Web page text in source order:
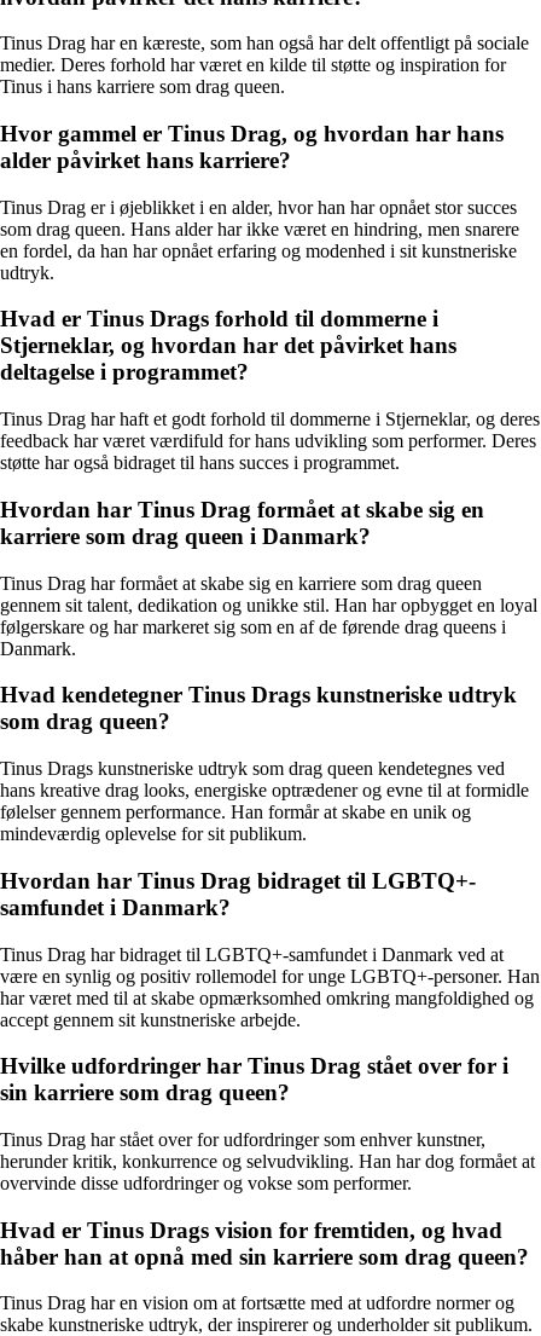
Tinus Drag har en kæreste, som han også har delt offentligt på sociale
medier. Deres forhold har været en kilde til støtte og inspiration for
Tinus i hans karriere som drag queen.
Hvor gammel er Tinus Drag, og hvordan har hans
alder påvirket hans karriere?
Tinus Drag er i øjeblikket i en alder, hvor han har opnået stor succes
som drag queen. Hans alder har ikke været en hindring, men snarere
en fordel, da han har opnået erfaring og modenhed i sit kunstneriske
udtryk.
Hvad er Tinus Drags forhold til dommerne i
Stjerneklar, og hvordan har det påvirket hans
deltagelse i programmet?
Tinus Drag har haft et godt forhold til dommerne i Stjerneklar, og deres
feedback har været værdifuld for hans udvikling som performer. Deres
støtte har også bidraget til hans succes i programmet.
Hvordan har Tinus Drag formået at skabe sig en
karriere som drag queen i Danmark?
Tinus Drag har formået at skabe sig en karriere som drag queen
gennem sit talent, dedikation og unikke stil. Han har opbygget en loyal
følgerskare og har markeret sig som en af de førende drag queens i
Danmark.
Hvad kendetegner Tinus Drags kunstneriske udtryk
som drag queen?
Tinus Drags kunstneriske udtryk som drag queen kendetegnes ved
hans kreative drag looks, energiske optrædener og evne til at formidle
følelser gennem performance. Han formår at skabe en unik og
mindeværdig oplevelse for sit publikum.
Hvordan har Tinus Drag bidraget til LGBTQ+-
samfundet i Danmark?
Tinus Drag har bidraget til LGBTQ+-samfundet i Danmark ved at
være en synlig og positiv rollemodel for unge LGBTQ+-personer. Han
har været med til at skabe opmærksomhed omkring mangfoldighed og
accept gennem sit kunstneriske arbejde.
Hvilke udfordringer har Tinus Drag stået over for i
sin karriere som drag queen?
Tinus Drag har stået over for udfordringer som enhver kunstner,
herunder kritik, konkurrence og selvudvikling. Han har dog formået at
overvinde disse udfordringer og vokse som performer.
Hvad er Tinus Drags vision for fremtiden, og hvad
håber han at opnå med sin karriere som drag queen?
Tinus Drag har en vision om at fortsætte med at udfordre normer og
skabe kunstneriske udtryk, der inspirerer og underholder sit publikum.